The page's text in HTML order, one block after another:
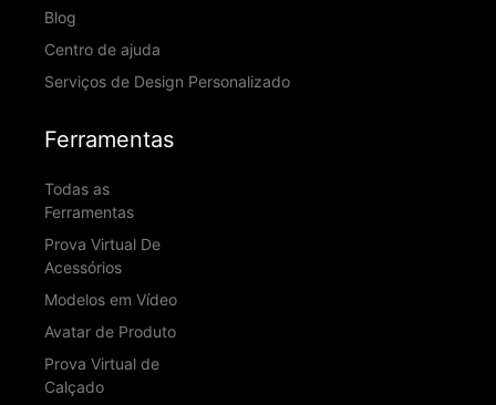
Blog
Centro de ajuda
Serviços de Design Personalizado
Ferramentas
Todas as
Ferramentas
Prova Virtual De
Acessórios
Modelos em Vídeo
Avatar de Produto
Prova Virtual de
Calçado